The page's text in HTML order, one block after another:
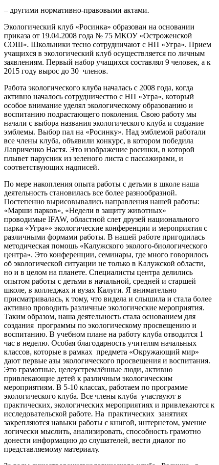
– другими нормативно-правовыми актами.
Экологический клуб «Росинка» образован на основании
приказа от 19.04.2008 года № 75 МКОУ «Остроженской
СОШ». Школьники тесно сотрудничают с НП «Угра». Прием
учащихся в экологический клуб осуществляется по личным
заявлениям. Первый набор учащихся составлял 9 человек, а к
2015 году вырос до 30 членов.
Работа экологического клуба началась с 2008 года, когда
активно началось сотрудничество с НП «Угра», который
особое внимание уделял экологическому образованию и
воспитанию подрастающего поколения. Свою работу мы
начали с выбора названия экологического клуба и создание
эмблемы. Выбор пал на «Росинку». Над эмблемой работали
все члены клуба, объявили конкурс, в котором победила
Лавриченко Настя. Это изображение росинки, в которой
плывет парусник из зеленого листа с пассажирами, и
соответствующих надписей.
По мере накопления опыта работы с детьми в школе наша
деятельность становилась все более разнообразной.
Постепенно вырисовывались направления нашей работы:
«Марши парков», «Недели в защиту животных»
проводимые IFAW, областной слет друзей национального
парка «Угра»» экологические конференции и мероприятия с
различными формами работы. В нашей работе пригодилась
методическая помошь «Калужского эколого-биологического
центра». Это конференции, семинары, где много говорилось
об экологической ситуации не только в Калужской области,
но и в целом на планете. Специалисты центра делились
опытом работы с детьми в начальной, средней и старшей
школе, в колледжах и вузах Калуги. Я внимательно
присматривалась, к тому, что видела и слышила и стала более
активно проводить различные экологические мероприятия.
Таким образом, наша деятельность стала основанием для
создания программы по экологическому просвещению и
воспитанию. В учебном плане на работу клуба отводится 1
час в неделю. Особая благодарность учителям начальных
классов, которые в рамках предмета «Окружающий мир»
дают первые азы экологического просвещения и воспитания.
Это грамотные, целеустремлённые люди, активно
привлекающие детей к различным экологическим
мероприятиям. В 5-10 классах, работаем по программе
экологического клуба. Все члены клуба участвуют в
практических, экологических мероприятиях и привлекаются к
исследовательской работе. На практических занятиях
закрепляются навыки работы с книгой, интернетом, умение
логически мыслить, анализировать, способность грамотно
донести информацию до слушателей, вести диалог по
представляемому материалу.